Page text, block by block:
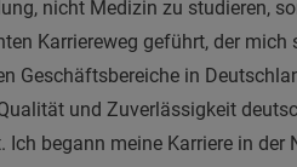
nicht Medizin zu studieren,
Karriereweg geführt, der
Geschäftsbereiche in
und Zuverlässigkeit
Ich begann meine Karriere in der